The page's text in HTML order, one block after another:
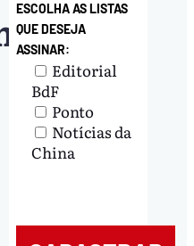
ESCOLHA AS LISTAS
QUE DESEJA
ASSINAR:
Editorial
BdF
Ponto
Notícias da
China